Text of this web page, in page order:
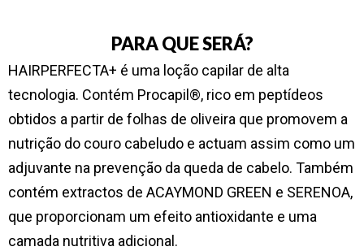
PARA QUE SERÁ?
HAIRPERFECTA+ é uma loção capilar de alta
tecnologia. Contém Procapil®, rico em peptídeos
obtidos a partir de folhas de oliveira que promovem a
nutrição do couro cabeludo e actuam assim como um
adjuvante na prevenção da queda de cabelo. Também
contém extractos de ACAYMOND GREEN e SERENOA,
que proporcionam um efeito antioxidante e uma
camada nutritiva adicional.